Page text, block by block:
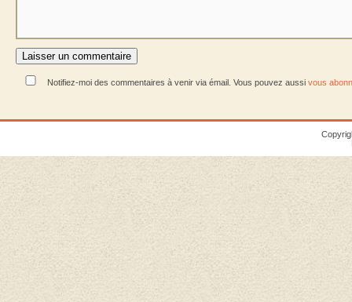
Notifiez-moi des commentaires à venir via émail. Vous pouvez aussi vous